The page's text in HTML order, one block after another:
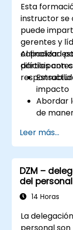
Esta
instructor se
puede
gerentes y
capacidad
difíciles con
Al finalizar
impacto
Abordar
de
del equipo
Liderar
Leer más...
DZM –
del personal
14 Horas
La
personal